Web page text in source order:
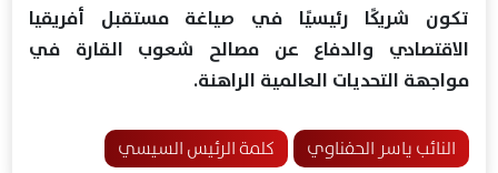
تكون شريكًا رئيسيًا في صياغة مستقبل أفريقيا
الاقتصادي والدفاع عن مصالح شعوب القارة في
مواجهة التحديات العالمية الراهنة.
النائب ياسر الحفناوي كلمة الرئيس السيسي